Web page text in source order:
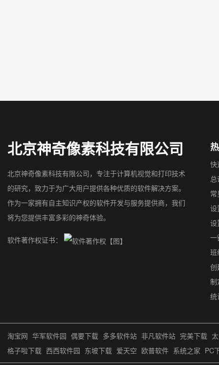
北京神奇像素科技有限公司
北京神奇像素科技有限公司，专注于计算机视觉和打印技术
的研究，致力于为广大用户提供各种优质的软件解决方案。
作为一家拥有自主知识产权的软件开发与服务提供商，我们
将为您提供丰富多彩的神奇体验。
软件著作权证书：
快
设
设
一
班
创
制
统
淘宝网 华军软件园 偶要下载 多多软件站 非凡软件站 完美下载
格子啦下载 西西软件园 东坡下载 爱天空 欧普软件 系统之家 PC